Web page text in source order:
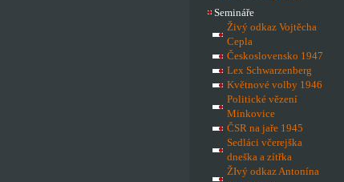
Semináře
Živý odkaz Vojtěcha
Cepla
Československo 1947
Lex Schwarzenberg
Květnové volby 1946
Politické vězení
Minkovice
ČSR na jaře 1945
Sedláci včerejška
dneška a zítřka
ŽIvý odkaz Antonína